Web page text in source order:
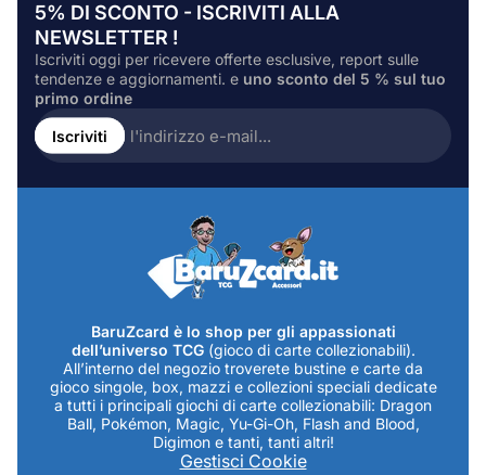
5% DI SCONTO - ISCRIVITI ALLA
NEWSLETTER !
Iscriviti oggi per ricevere offerte esclusive, report sulle
tendenze e aggiornamenti. e uno sconto del 5 % sul tuo
primo ordine
Inserire
l'indirizzo
e-
Iscriviti
BaruZcard è lo shop per gli appassionati
dell’universo TCG (gioco di carte collezionabili).
All’interno del negozio troverete bustine e carte da
gioco singole, box, mazzi e collezioni speciali dedicate
a tutti i principali giochi di carte collezionabili: Dragon
Ball, Pokémon, Magic, Yu-Gi-Oh, Flash and Blood,
Digimon e tanti, tanti altri!
Gestisci Cookie